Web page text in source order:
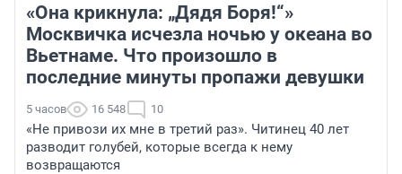
«Она крикнула: „Дядя Боря!“»
Москвичка исчезла ночью у океана во
Вьетнаме. Что произошло в
последние минуты пропажи девушки
5 часов 16 548 10
«Не привози их мне в третий раз». Читинец 40 лет
разводит голубей, которые всегда к нему
возвращаются